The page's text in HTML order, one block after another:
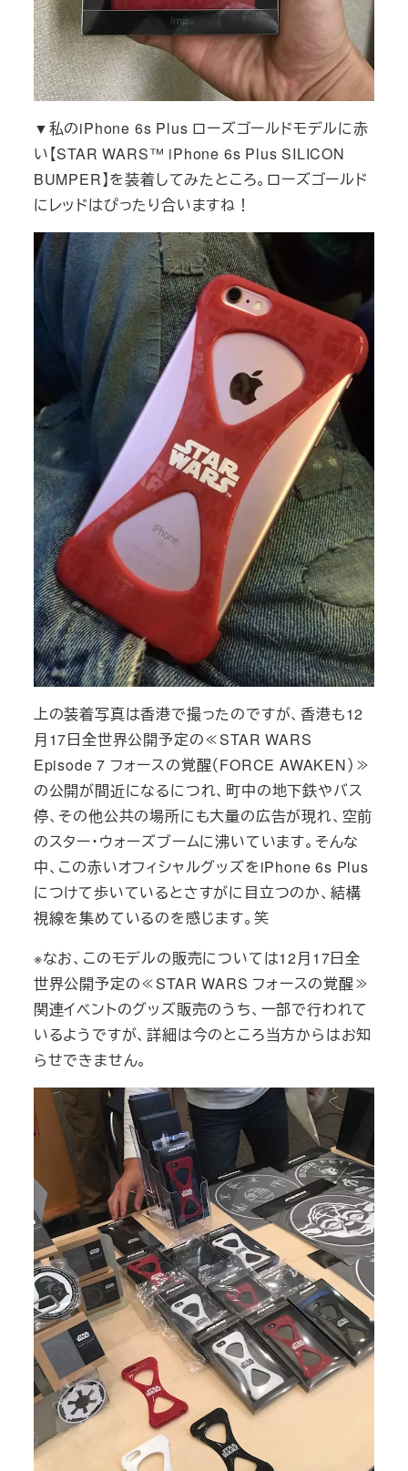
▼私のiPhone 6s Plus ローズゴールドモデルに赤
い【STAR WARS™ iPhone 6s Plus SILICON
BUMPER】を装着してみたところ。ローズゴールド
にレッドはぴったり合いますね！
上の装着写真は香港で撮ったのですが、香港も12
月17日全世界公開予定の≪STAR WARS
Episode 7 フォースの覚醒（FORCE AWAKEN）≫
の公開が間近になるにつれ、町中の地下鉄やバス
停、その他公共の場所にも大量の広告が現れ、空前
のスター・ウォーズブームに沸いています。そんな
中、この赤いオフィシャルグッズをiPhone 6s Plus
につけて歩いているとさすがに目立つのか、結構
視線を集めているのを感じます。笑
※なお、このモデルの販売については12月17日全
世界公開予定の≪STAR WARS フォースの覚醒≫
関連イベントのグッズ販売のうち、一部で行われて
いるようですが、詳細は今のところ当方からはお知
らせできません。